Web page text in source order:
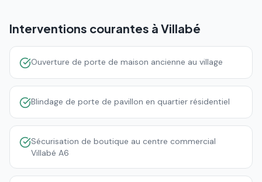
Interventions courantes à Villabé
Ouverture de porte de maison ancienne au village
Blindage de porte de pavillon en quartier résidentiel
Sécurisation de boutique au centre commercial
Villabé A6